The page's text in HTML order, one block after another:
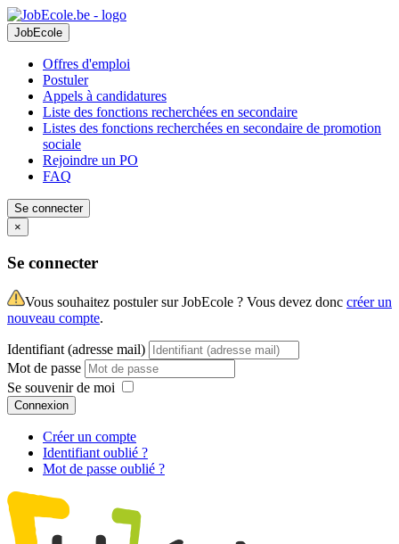
JobEcole
Offres d'emploi
Postuler
Appels à candidatures
Liste des fonctions recherchées en secondaire
Listes des fonctions recherchées en secondaire de promotion
sociale
Rejoindre un PO
FAQ
Se connecter
×
Se connecter
Vous souhaitez postuler sur JobEcole ? Vous devez donc créer un
nouveau compte.
Identifiant (adresse mail)
Mot de passe
Se souvenir de moi
Connexion
Créer un compte
Identifiant oublié ?
Mot de passe oublié ?